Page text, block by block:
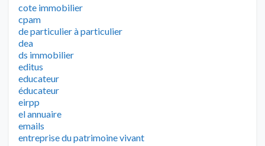
cote immobilier
cpam
de particulier à particulier
dea
ds immobilier
editus
educateur
éducateur
eirpp
el annuaire
emails
entreprise du patrimoine vivant